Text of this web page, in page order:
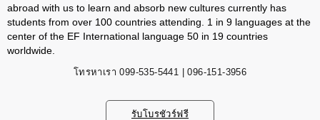
abroad with us to learn and absorb new cultures currently has
students from over 100 countries attending. 1 in 9 languages ​​at the
center of the EF International language 50 in 19 countries
worldwide.
โทรหาเรา 099-535-5441 | 096-151-3956
รับโบรชัวร์ฟรี